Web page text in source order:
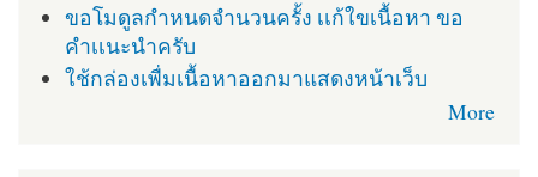
ขอโมดูลกำหนดจำนวนครั้ง เเก้ใขเนื้อหา ขอ
คำเเนะนำครับ
ใช้กล่องเพื่มเนื้อหาออกมาแสดงหน้าเว็บ
More